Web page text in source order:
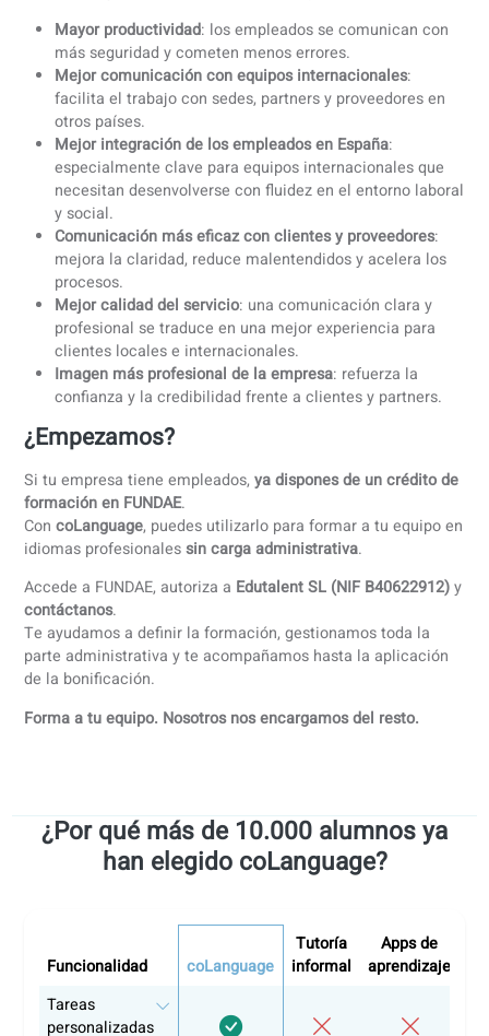
el portal, ejercicios y evaluaciones.
Clases de conversación en directo con profesor fijo
centradas en situaciones profesionales reales.
Certificado de finalización evaluación opcional
total de horas realizadas.
Documentación conforme a FUNDAE, incluyendo
curso, informes de actividad efacturas válidas,
archivadas durante el plazo legal.
Nuestra oferta: cursos de idiomas
adaptados a tu sector
Ofrecemoscursos de idiomas para profesionales con
agendas cambiantes, centrados en lacomunicación
profesional oral y escrita. Gracias a nuestro software y
Empresa y entornos corporativos
llamadas, presentaciones y negociaciones.
Salud y sector sanitario
equipos (hospitales, clínicas, dentistas, enfermería,
fisioterapia).
Ingeniería y entornos técnicos: vocabulario técnico,
procesos, documentación y comunicación
Atención al cliente y servicios: trato con clientes,
de incidencias y comunicación comercial.
Sector legal y jurídico
documentación y terminología legal.
…y muchos más sectores, siempre adaptados a la realidad
profesional de tu empresa.
para tus empleados?
Invertir en formación lingüística tiene un impacto directo
el día a día y en los resultados de tu empresa: